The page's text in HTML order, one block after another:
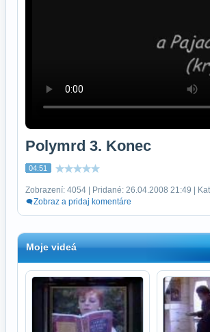
Polymrd 3. Konec
04:51
Zobrazení: 4054 | Pridané: 26.04.2008 21:49 |
Zobraz a pridaj komentáre
Moje videá